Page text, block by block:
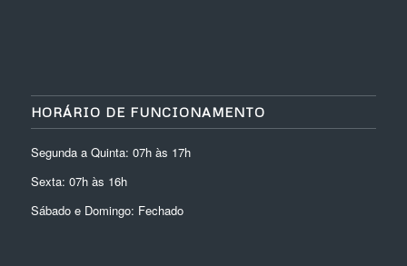
HORÁRIO DE FUNCIONAMENTO
Segunda a Quinta: 07h às 17h
Sexta: 07h às 16h
Sábado e Domingo: Fechado